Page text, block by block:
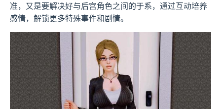
准，又是要解决好与后宫角色之间的于系，通过互动培养
感情，解锁更多特殊事件和剧情。